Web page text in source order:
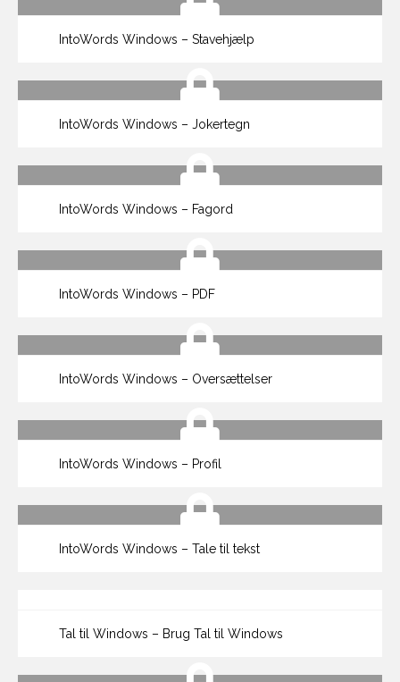
IntoWords Windows – Stavehjælp
IntoWords Windows – Jokertegn
IntoWords Windows – Fagord
IntoWords Windows – PDF
IntoWords Windows – Oversættelser
IntoWords Windows – Profil
IntoWords Windows – Tale til tekst
Tal til Windows – Brug Tal til Windows